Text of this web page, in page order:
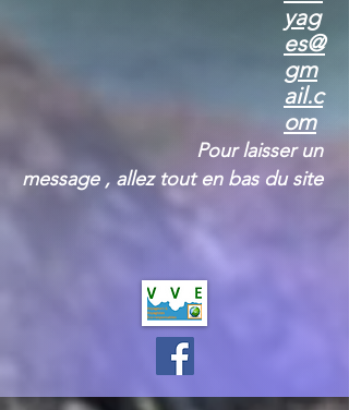
yag
es@
gm
ail.c
om
Pour laisser un
message , allez tout en bas du site